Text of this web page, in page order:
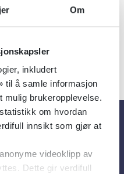
Om
inkludert
til å samle informasjon
mulig brukeropplevelse.
om hvordan
innsikt som gjør at
videoklipp av
Dette gir verdifull
Alfabetisk